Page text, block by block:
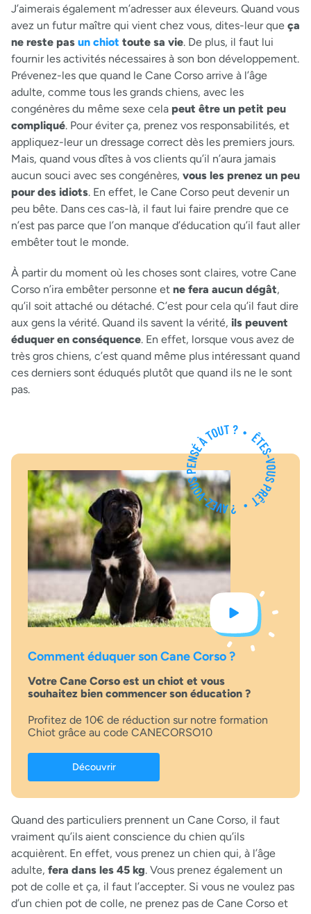
J’aimerais également m’adresser aux éleveurs. Quand vous
avez un futur maître qui vient chez vous, dites-leur que ça
ne reste pas un chiot toute sa vie. De plus, il faut lui
fournir les activités nécessaires à son bon développement.
Prévenez-les que quand le Cane Corso arrive à l’âge
adulte, comme tous les grands chiens, avec les
congénères du même sexe cela peut être un petit peu
compliqué. Pour éviter ça, prenez vos responsabilités, et
appliquez-leur un dressage correct dès les premiers jours.
Mais, quand vous dîtes à vos clients qu’il n’aura jamais
aucun souci avec ses congénères, vous les prenez un peu
pour des idiots. En effet, le Cane Corso peut devenir un
peu bête. Dans ces cas-là, il faut lui faire prendre que ce
n’est pas parce que l’on manque d’éducation qu’il faut aller
embêter tout le monde.
À partir du moment où les choses sont claires, votre Cane
Corso n’ira embêter personne et ne fera aucun dégât,
qu’il soit attaché ou détaché. C’est pour cela qu’il faut dire
aux gens la vérité. Quand ils savent la vérité, ils peuvent
éduquer en conséquence. En effet, lorsque vous avez de
très gros chiens, c’est quand même plus intéressant quand
ces derniers sont éduqués plutôt que quand ils ne le sont
pas.
Comment éduquer son Cane Corso ?
Votre Cane Corso est un chiot et vous
souhaitez bien commencer son éducation ?
Profitez de 10€ de réduction sur notre formation
Chiot grâce au code CANECORSO10
Découvrir
Quand des particuliers prennent un Cane Corso, il faut
vraiment qu’ils aient conscience du chien qu’ils
acquièrent. En effet, vous prenez un chien qui, à l’âge
adulte, fera dans les 45 kg. Vous prenez également un
pot de colle et ça, il faut l’accepter. Si vous ne voulez pas
d’un chien pot de colle, ne prenez pas de Cane Corso et